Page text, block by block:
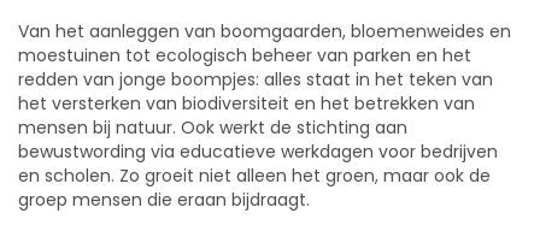
Van het aanleggen van boomgaarden, bloemenweides en
moestuinen tot ecologisch beheer van parken en het
redden van jonge boompjes: alles staat in het teken van
het versterken van biodiversiteit en het betrekken van
mensen bij natuur. Ook werkt de stichting aan
bewustwording via educatieve werkdagen voor bedrijven
en scholen. Zo groeit niet alleen het groen, maar ook de
groep mensen die eraan bijdraagt.